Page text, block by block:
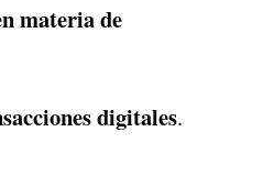
materia de
digitales.